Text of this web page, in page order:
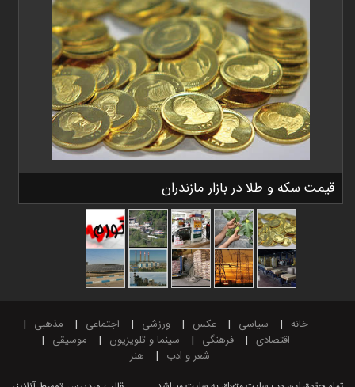
قیمت سکه و طلا در بازار مازندران
خانه سیاسی عکس ورزشی اجتماعی
مذهبی
اقتصادی
فرهنگی سینما و تلویزیون
موسیقی
شعر و ادب
هنر